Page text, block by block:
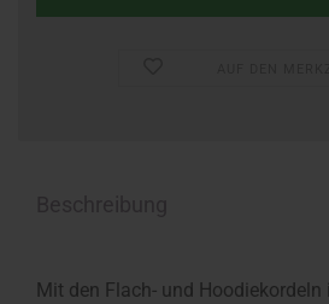
Mit den Flach- und Hoodiekordeln